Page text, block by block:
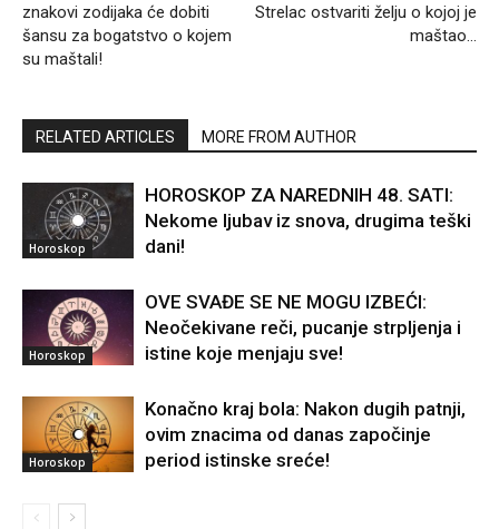
znakovi zodijaka će dobiti
šansu za bogatstvo o kojem
su maštali!
Strelac ostvariti želju o kojoj je
maštao…
RELATED ARTICLES MORE FROM AUTHOR
Horoskop
HOROSKOP ZA NAREDNIH 48. SATI:
Nekome ljubav iz snova, drugima teški
dani!
Horoskop
OVE SVAĐE SE NE MOGU IZBEĆI:
Neočekivane reči, pucanje strpljenja i
istine koje menjaju sve!
Horoskop
Konačno kraj bola: Nakon dugih patnji,
ovim znacima od danas započinje
period istinske sreće!